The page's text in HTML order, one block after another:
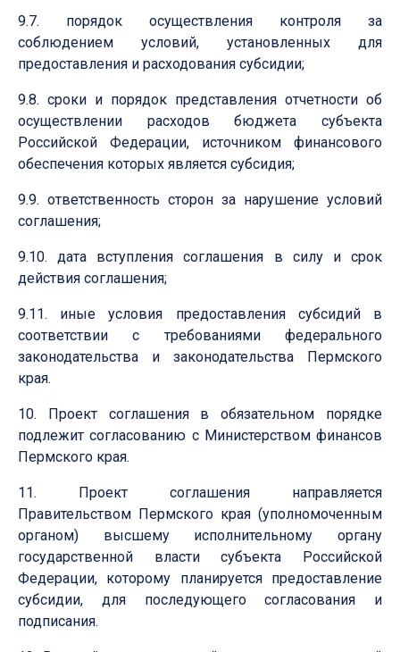
9.7. порядок осуществления контроля за
соблюдением условий, установленных для
предоставления и расходования субсидии;
9.8. сроки и порядок представления отчетности об
осуществлении расходов бюджета субъекта
Российской Федерации, источником финансового
обеспечения которых является субсидия;
9.9. ответственность сторон за нарушение условий
соглашения;
9.10. дата вступления соглашения в силу и срок
действия соглашения;
9.11. иные условия предоставления субсидий в
соответствии с требованиями федерального
законодательства и законодательства Пермского
края.
10. Проект соглашения в обязательном порядке
подлежит согласованию с Министерством финансов
Пермского края.
11. Проект соглашения направляется
Правительством Пермского края (уполномоченным
органом) высшему исполнительному органу
государственной власти субъекта Российской
Федерации, которому планируется предоставление
субсидии, для последующего согласования и
подписания.